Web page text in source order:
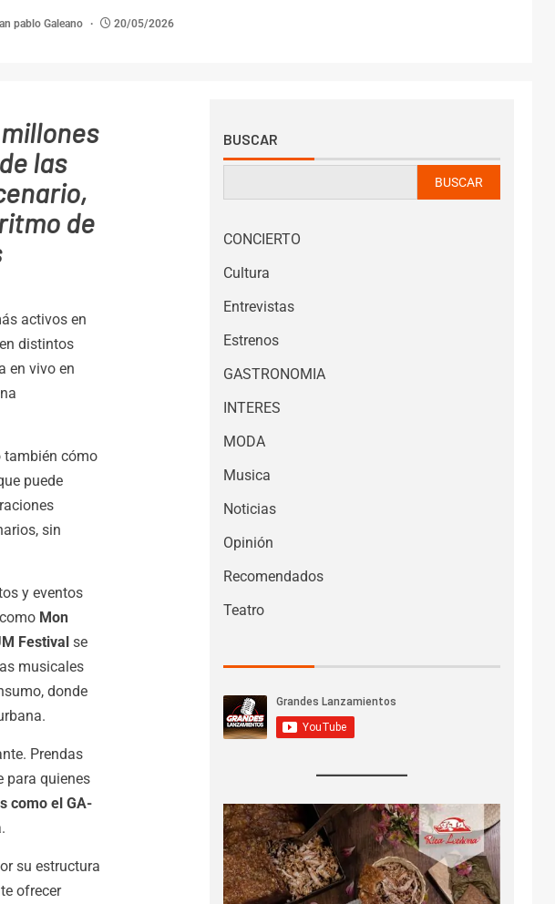
pablo Galeano 20/05/2026
las
de
activos en
distintos
en vivo en
también cómo
puede
sin
y eventos
Mon
Festival se
musicales
donde
Prendas
para quienes
como el GA-
su estructura
ofrecer
BUSCAR
BUSCAR
CONCIERTO
Cultura
Entrevistas
Estrenos
GASTRONOMIA
INTERES
MODA
Musica
Noticias
Opinión
Recomendados
Teatro